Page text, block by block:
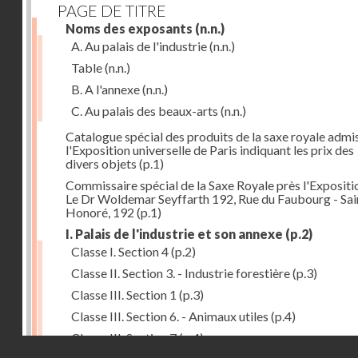
PAGE DE TITRE
Noms des exposants (n.n.)
A. Au palais de l'industrie(n.n.)
Table(n.n.)
B. A l'annexe(n.n.)
C. Au palais des beaux-arts (n.n.)
Catalogue spécial des produits de la saxe royale
l'Exposition universelle de Paris indiquant les prix des
divers objets (p.1)
Commissaire spécial de la Saxe Royale près
Le Dr Woldemar Seyffarth 192, Rue du Faubourg -
Honoré, 192 (p.1)
I. Palais de l'industrie et son annexe (p.2)
Classe I. Section 4(p.2)
Classe II. Section 3. - Industrie forestière(p.3)
Classe III. Section 1 (p.3)
Classe III. Section 6. - Animaux utiles (p.4)
Classe III. Section 7(p.4)